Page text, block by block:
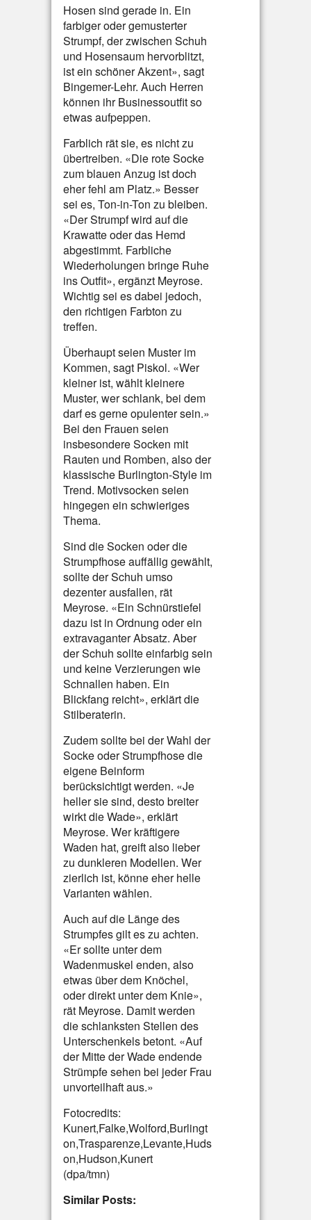
Hosen sind gerade in. Ein
farbiger oder gemusterter
Strumpf, der zwischen Schuh
und Hosensaum hervorblitzt,
ist ein schöner Akzent», sagt
Bingemer-Lehr. Auch Herren
können ihr Businessoutfit so
etwas aufpeppen.
Farblich rät sie, es nicht zu
übertreiben. «Die rote Socke
zum blauen Anzug ist doch
eher fehl am Platz.» Besser
sei es, Ton-in-Ton zu bleiben.
«Der Strumpf wird auf die
Krawatte oder das Hemd
abgestimmt. Farbliche
Wiederholungen bringe Ruhe
ins Outfit», ergänzt Meyrose.
Wichtig sei es dabei jedoch,
den richtigen Farbton zu
treffen.
Überhaupt seien Muster im
Kommen, sagt Piskol. «Wer
kleiner ist, wählt kleinere
Muster, wer schlank, bei dem
darf es gerne opulenter sein.»
Bei den Frauen seien
insbesondere Socken mit
Rauten und Romben, also der
klassische Burlington-Style im
Trend. Motivsocken seien
hingegen ein schwieriges
Thema.
Sind die Socken oder die
Strumpfhose auffällig gewählt,
sollte der Schuh umso
dezenter ausfallen, rät
Meyrose. «Ein Schnürstiefel
dazu ist in Ordnung oder ein
extravaganter Absatz. Aber
der Schuh sollte einfarbig sein
und keine Verzierungen wie
Schnallen haben. Ein
Blickfang reicht», erklärt die
Stilberaterin.
Zudem sollte bei der Wahl der
Socke oder Strumpfhose die
eigene Beinform
berücksichtigt werden. «Je
heller sie sind, desto breiter
wirkt die Wade», erklärt
Meyrose. Wer kräftigere
Waden hat, greift also lieber
zu dunkleren Modellen. Wer
zierlich ist, könne eher helle
Varianten wählen.
Auch auf die Länge des
Strumpfes gilt es zu achten.
«Er sollte unter dem
Wadenmuskel enden, also
etwas über dem Knöchel,
oder direkt unter dem Knie»,
rät Meyrose. Damit werden
die schlanksten Stellen des
Unterschenkels betont. «Auf
der Mitte der Wade endende
Strümpfe sehen bei jeder Frau
unvorteilhaft aus.»
Fotocredits:
Kunert,Falke,Wolford,Burlingt
on,Trasparenze,Levante,Huds
on,Hudson,Kunert
(dpa/tmn)
Similar Posts: